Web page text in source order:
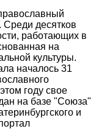
десятков
работающих в
на
культуры.
началось 31
году свое
на базе "Союза"
и